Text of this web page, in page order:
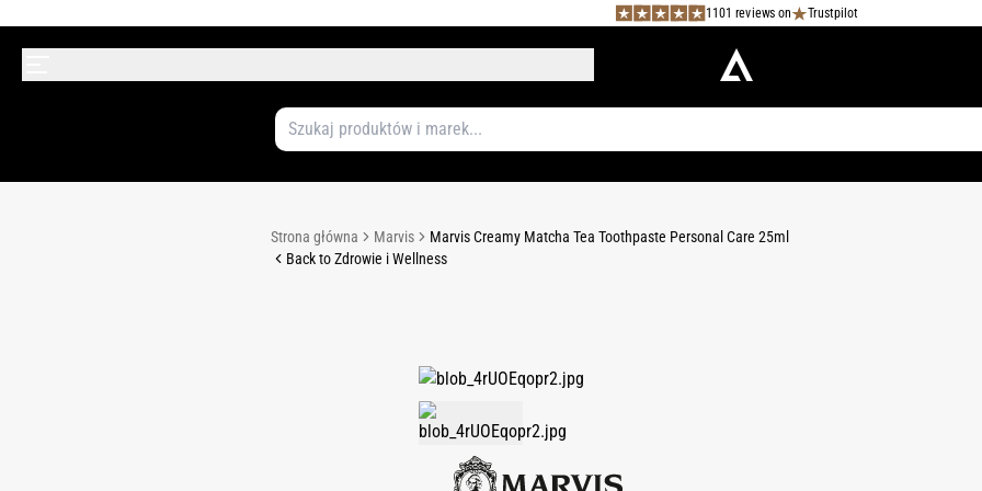
1101 reviews on Trustpilot
Strona główna Marvis
Marvis Creamy Matcha Tea Toothpaste Personal Care 25ml
Back to Zdrowie i Wellness